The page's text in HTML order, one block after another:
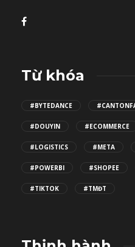
Từ khóa
#BYTEDANCE
#DOUYIN #ECOMMERCE
#LOGISTICS #META
#POWERBI #SHOPEE
#TIKTOK #TMĐT